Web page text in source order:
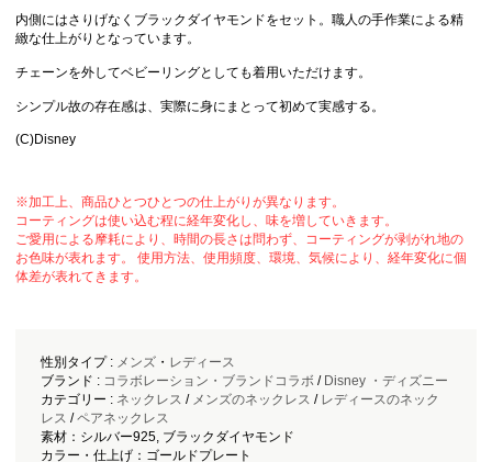
内側にはさりげなくブラックダイヤモンドをセット。職人の手作業による精
緻な仕上がりとなっています。
チェーンを外してベビーリングとしても着用いただけます。
シンプル故の存在感は、実際に身にまとって初めて実感する。
(C)Disney
※加工上、商品ひとつひとつの仕上がりが異なります。
コーティングは使い込む程に経年変化し、味を増していきます。
ご愛用による摩耗により、時間の長さは問わず、コーティングが剥がれ地の
お色味が表れます。 使用方法、使用頻度、環境、気候により、経年変化に個
体差が表れてきます。
性別タイプ : メンズ・ レディース
ブランド : コラボレーション・ブランドコラボ/ Disney ・ディズニー
カテゴリー : ネックレス / メンズのネックレス / レディースのネック
レス /ペアネックレス
素材：シルバー925, ブラックダイヤモンド
カラー・仕上げ：ゴールドプレート